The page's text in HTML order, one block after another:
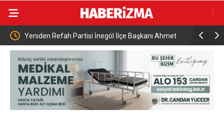
İlçe Başkanı Ahmet
“İnegöl Üreticisinin
Bakan Göktaş Bahçelievler Sosyal Hizmet
Kampüsünde Yeni Birimleri Açtı